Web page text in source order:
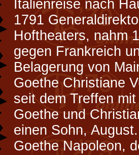
Italienreise nach
1791
Hoftheaters, nahm
gegen Frankreich
Belagerung von
Goethe Christiane
seit dem Treffen
Goethe und
einen Sohn,
Goethe Napoleon,